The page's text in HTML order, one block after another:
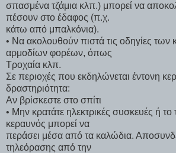
σπασμένα τζάμια κλπ.) μπορεί να
πέσουν στο έδαφος (π.χ.
κάτω από μπαλκόνια).
• Να ακολουθούν πιστά τις οδηγίες των
αρμοδίων φορέων, όπως
Τροχαία κλπ.
Σε περιοχές που εκδηλώνεται έντονη
δραστηριότητα:
Αν βρίσκεστε στο σπίτι
• Μην κρατάτε ηλεκτρικές συσκευές ή το
κεραυνός μπορεί να
περάσει μέσα από τα καλώδια.
τηλεόρασης από την